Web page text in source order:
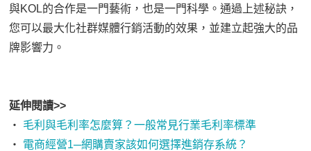
與KOL的合作是一門藝術，也是一門科學。通過上述秘訣，
您可以最大化社群媒體行銷活動的效果，並建立起強大的品
牌影響力。
延伸閱讀>>
‧ 毛利與毛利率怎麼算？一般常見行業毛利率標準
‧ 電商經營1─網購賣家該如何選擇進銷存系統？